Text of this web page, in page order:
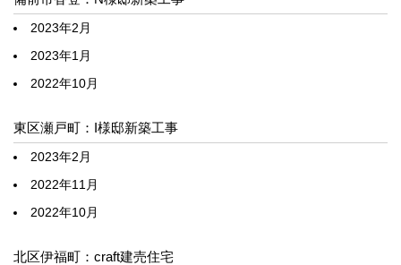
2023年2月
2023年1月
2022年10月
東区瀬戸町：I様邸新築工事
2023年2月
2022年11月
2022年10月
北区伊福町：craft建売住宅